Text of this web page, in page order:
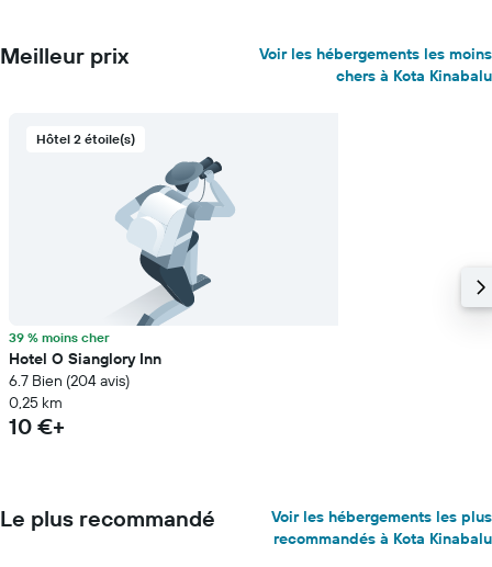
Meilleur prix
Voir les hébergements les moins
chers à Kota Kinabalu
Hôtel 2 étoile(s)
39 % moins cher
Hotel O Sianglory Inn
6.7 Bien (204 avis)
0,25 km
10 €+
Le plus recommandé
Voir les hébergements les plus
recommandés à Kota Kinabalu